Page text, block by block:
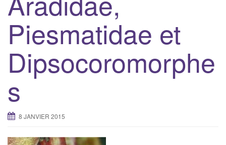
Piesmatidae et
Dipsocoromorphe
s
8 JANVIER 2015